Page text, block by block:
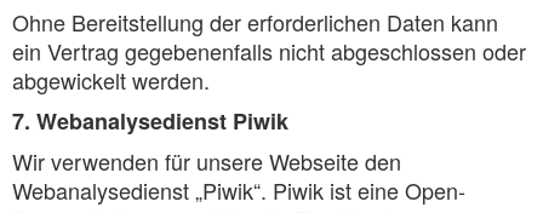
Ohne Bereitstellung der erforderlichen Daten kann
ein Vertrag gegebenenfalls nicht abgeschlossen oder
abgewickelt werden.
7. Webanalysedienst Piwik
Wir verwenden für unsere Webseite den
Webanalysedienst „Piwik“. Piwik ist eine Open-